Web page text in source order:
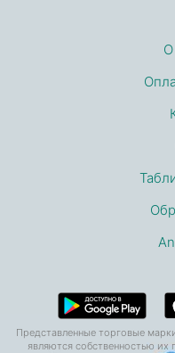
О
Представленные торговые
являются собственностью